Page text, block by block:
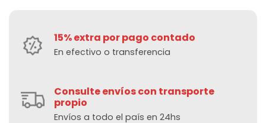
15% extra por pago contado
En efectivo o transferencia
Consulte envíos con transporte
propio
Envíos a todo el país en 24hs